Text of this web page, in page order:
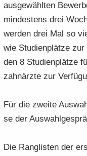
aus­ge­wähl­ten
min­des­tens drei
wer­den drei Mal so
wie Stu­di­en­plät­ze
den 8 Stu­di­en­plät­ze
zahn­ärz­te zur
Für die zwei­te
se der
Die Rang­lis­ten der